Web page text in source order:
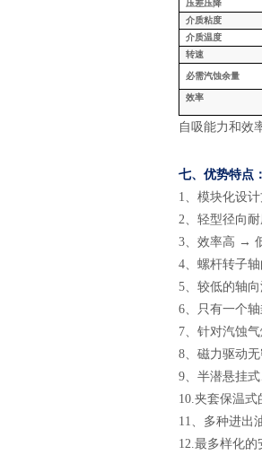
压差压降
介质粘度
介质温度
转速
必需汽蚀余量
效率
自吸能力和效
七、 优势特点
1、 模块化设
2、 轻型径向
3、 效率高 →
4、 螺杆转子
5、 较低的轴
6、 只有一个
7、 针对汽蚀
8、 磁力驱动
9、 半潜悬挂
10.夹套保温式
11、 多种进出
12.最多样化的